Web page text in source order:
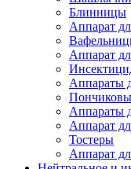
Блинницы
Аппарат
Аппарат
Аппараты
Аппараты
Аппарат
Тостеры
Аппарат